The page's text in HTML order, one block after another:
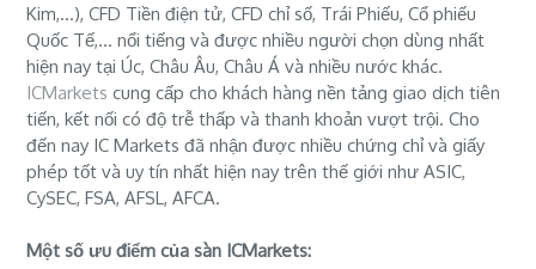
Kim,...), CFD Tiền điện tử, CFD chỉ số, Trái Phiếu, Cổ phiếu
Quốc Tế,... nổi tiếng và được nhiều người chọn dùng nhất
hiện nay tại Úc, Châu Âu, Châu Á và nhiều nước khác.
ICMarkets cung cấp cho khách hàng nền tảng giao dịch tiên
tiến, kết nối có độ trễ thấp và thanh khoản vượt trội. Cho
đến nay IC Markets đã nhận được nhiều chứng chỉ và giấy
phép tốt và uy tín nhất hiện nay trên thế giới như ASIC,
CySEC, FSA, AFSL, AFCA.
Một số ưu điểm của sàn ICMarkets: